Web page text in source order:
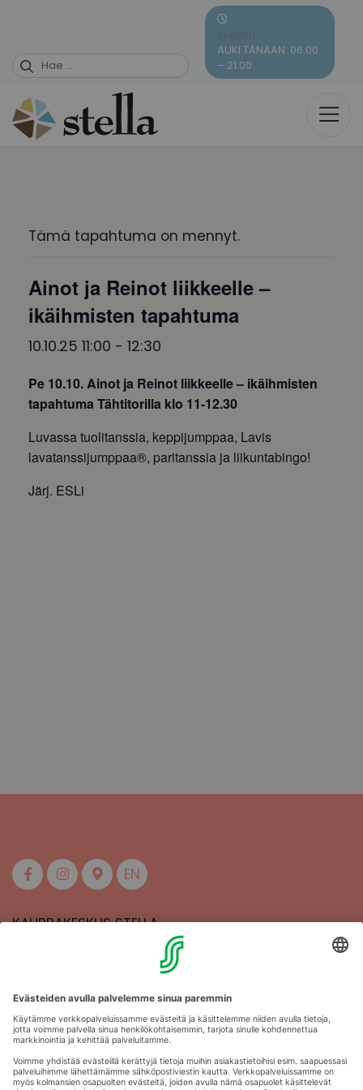
content
Suljettu
AUKI TÄNÄÄN: 06:00
– 21:00
Tämä tapahtuma on mennyt.
Ainot ja Reinot liikkeelle –
ikäihmisten tapahtuma
10.10.25 11:00 - 12:30
Pe 10.10. Ainot ja Reinot liikkeelle – ikäihmisten
tapahtuma Tähtitorilla klo 11-12.30
Luvassa tuolitanssia, keppijumppaa, Lavis
lavatanssijumppaa®, paritanssia ja liikuntabingo!
Järj. ESLi
EN
KAUPPAKESKUS STELLA
Aukioloajat
Anna palautetta
Kartat